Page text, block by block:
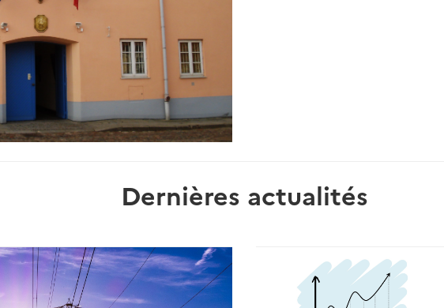
Dernières actualités